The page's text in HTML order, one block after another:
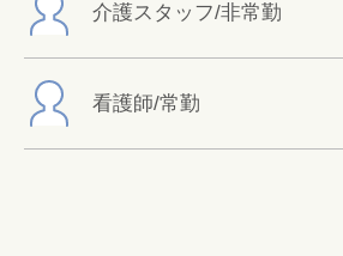
介護スタッフ/非常勤
看護師/常勤